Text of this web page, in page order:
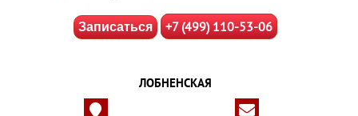
Записаться +7 (499) 110-53-06
ЛОБНЕНСКАЯ